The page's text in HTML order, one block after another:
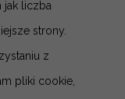
jak liczba
strony.
z
pliki cookie,